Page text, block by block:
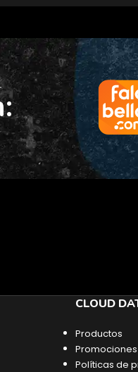
CLOUD
Productos
Promociones
Políticas de